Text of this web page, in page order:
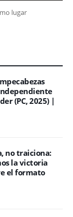
lugar
(PC, 2025) |
no traiciona:
la victoria
el formato